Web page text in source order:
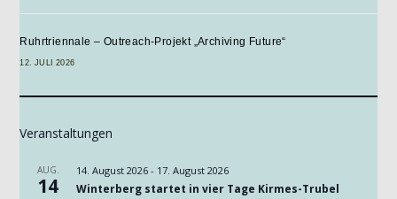
Ruhrtriennale – Outreach-Projekt „Archiving Future“
12. JULI 2026
Veranstaltungen
AUG.
14
14. August 2026 - 17. August 2026
Winterberg startet in vier Tage Kirmes-Trubel